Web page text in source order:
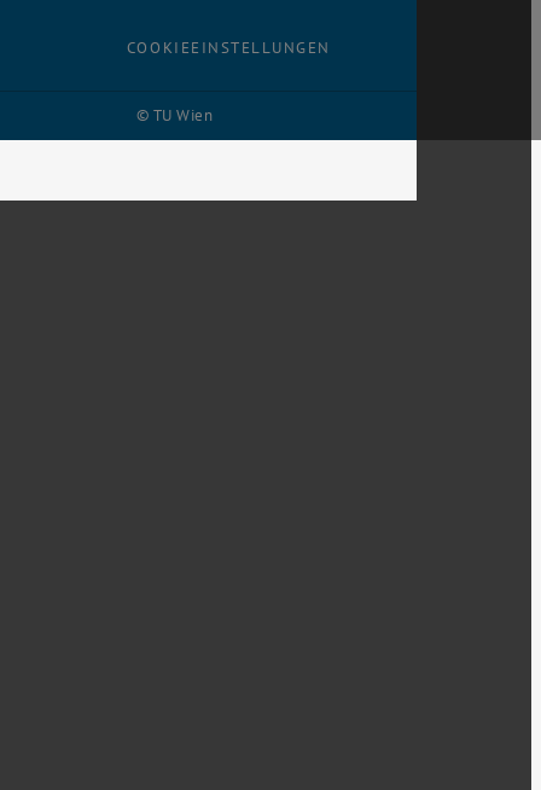
© TU Wien
COOKIEEINSTELLUNGEN